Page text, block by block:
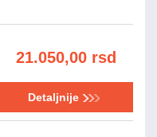
21.050,00 rsd
Detaljnije